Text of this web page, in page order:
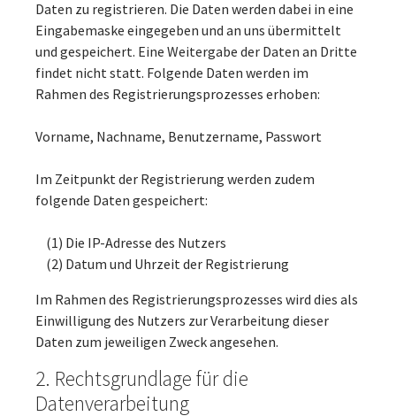
Daten zu registrieren. Die Daten werden dabei in eine
Eingabemaske eingegeben und an uns übermittelt
und gespeichert. Eine Weitergabe der Daten an Dritte
findet nicht statt. Folgende Daten werden im
Rahmen des Registrierungsprozesses erhoben:
Vorname, Nachname, Benutzername, Passwort
Im Zeitpunkt der Registrierung werden zudem
folgende Daten gespeichert:
(1) Die IP-Adresse des Nutzers
(2) Datum und Uhrzeit der Registrierung
Im Rahmen des Registrierungsprozesses wird dies als
Einwilligung des Nutzers zur Verarbeitung dieser
Daten zum jeweiligen Zweck angesehen.
2. Rechtsgrundlage für die
Datenverarbeitung